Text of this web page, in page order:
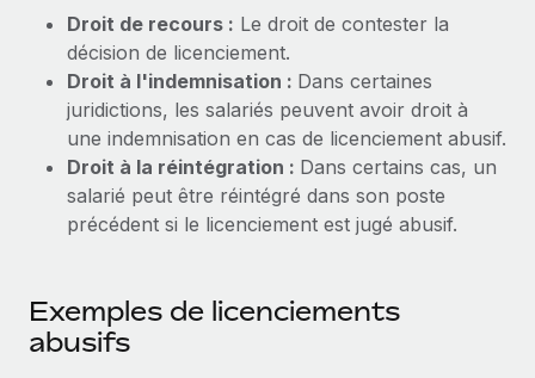
Mobilité et déménagement international
Organisez facilement le déménagement de vos
employés
Avantages sociaux
Gérez facilement les avantages sociaux
Mises à jour des produits de Remote :
Intégrations Gusto et Xero et Gestion des
freelances Plus
Remote a toujours pour mission d'aider les entreprises de
toute taille à embaucher, gérer et payer...
En savoir plus
Comment Phiture gère ses 55 employés
répartis dans 19 pays grâce à Remote
Droit de recours : Le droit de contester la
décision de licenciement.
Droit à l'indemnisation : Dans certaines
juridictions, les salariés peuvent avoir droit à
une indemnisation en cas de licenciement abusif.
Droit à la réintégration : Dans certains cas, un
salarié peut être réintégré dans son poste
précédent si le licenciement est jugé abusif.
Exemples de licenciements
abusifs